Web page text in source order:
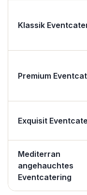
Klassik
Premium
Exquisit
Mediterran
angehauchtes
Eventcatering